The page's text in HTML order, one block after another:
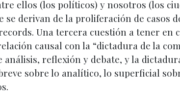
ellos (los políticos) y nosotros (los
se derivan de la proliferación de casos
Una tercera cuestión a tener en
causal con la “dictadura de la
reflexión y debate, y la
sobre lo analítico, lo superficial